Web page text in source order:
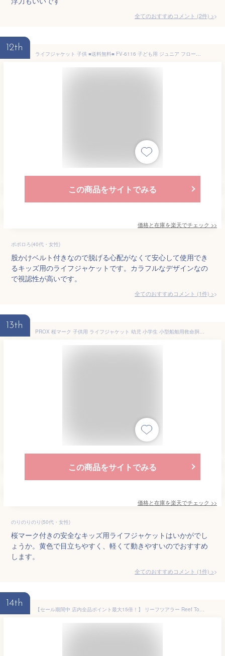
全てのおすすめコメント (2件) >
12th
ライフジャケット 子供 ■送料無料■ FV-6116 子ども用 ジュニア フローティングベスト FV6116 【サイズ:S-L】対応身長：90-130cm つり ボート スノーケリングベスト マリンベスト キッズ シュノーケリング フィッシング 釣り 防災用
この商品をサイトでみる
価格と在庫を楽天でチェック >>
ポポロろ(40代・女性)
股かけベルト付きなので脱げる心配がなくて安心して使用でき
るキッズ用のライフジャケットです。カラフルなデザインなの
で視認性が高いです。
全てのおすすめコメント (1件) >
13th
PROX 桜マーク 子供用 ライフジャケット 幼児 小学生 小型船舶用救命胴衣 タイプA 国土交通省型式承認 キッズ 100cm-140cm 15kg-40kg 船釣り 海 川遊び 安全対策 PROX TK-13B
この商品をサイトでみる
価格と在庫を楽天でチェック >>
のりのりのり(50代・女性)
桜マーク付きの安全なキッズ用ライフジャケットはいかがでし
ょうか。黄色で目立ちやすく、軽くて動きやすいのでおすすめ
します。
全てのおすすめコメント (1件) >
14th
【セール期間中 店内全品ポイント最大15倍！】 リーフツアラー Reef Tourer マリン シュノーケリングベストキッズ ジュニア キッズ マリンスポーツ 水中小物 シュノーケリングベスト スノーケリングベスト ライフジャケット フローティングベスト SV1500